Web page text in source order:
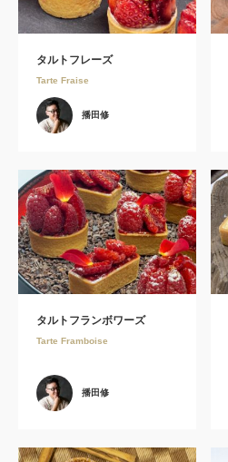
タルトフレーズ
Tarte Fraise
播田修
タルトフランボワーズ
Tarte Framboise
播田修